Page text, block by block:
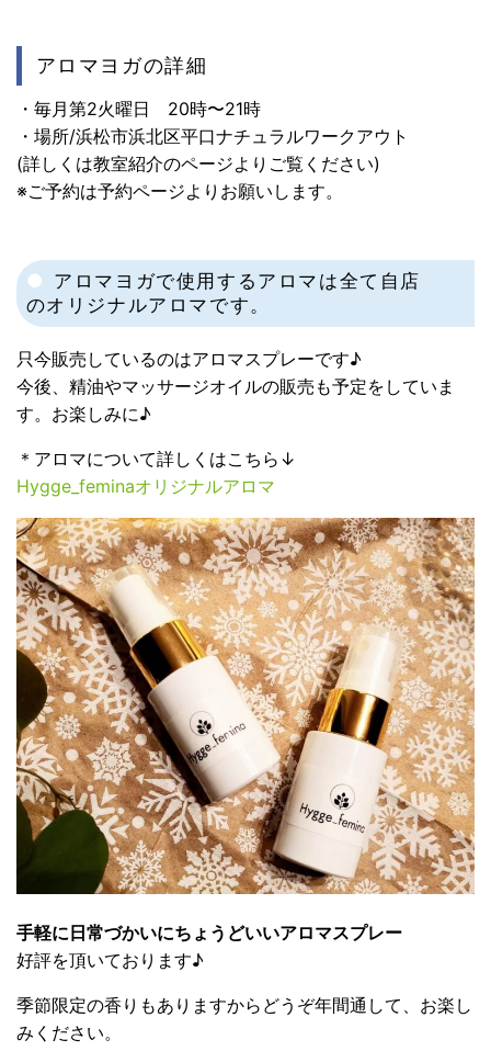
アロマヨガの詳細
・毎月第2火曜日 20時〜21時
・場所/浜松市浜北区平口ナチュラルワークアウト
(詳しくは教室紹介のページよりご覧ください)
※ご予約は予約ページよりお願いします。
アロマヨガで使用するアロマは全て自店
のオリジナルアロマです。
只今販売しているのはアロマスプレーです♪
今後、精油やマッサージオイルの販売も予定をしていま
す。お楽しみに♪
＊アロマについて詳しくはこちら↓
Hygge_feminaオリジナルアロマ
手軽に日常づかいにちょうどいいアロマスプレー
好評を頂いております♪
季節限定の香りもありますからどうぞ年間通して、お楽し
みください。